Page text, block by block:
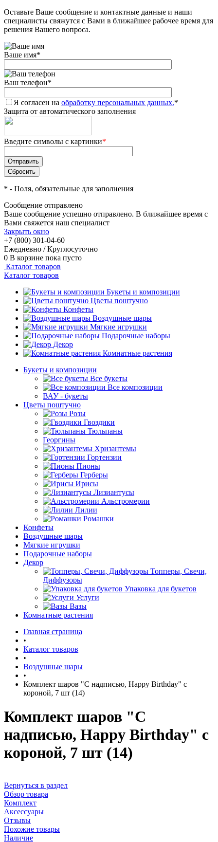
Оставьте Ваше сообщение и контактные данные и наши
специалисты свяжутся с Вами в ближайшее рабочее время для
решения Вашего вопроса.
Ваше имя*
Ваш телефон*
Я согласен на обработку персональных данных.*
Защита от автоматического заполнения
Введите символы с картинки*
* - Поля, обязательные для заполнения
Сообщение отправлено
Ваше сообщение успешно отправлено. В ближайшее время с
Вами свяжется наш специалист
Закрыть окно
+7 (800) 301-04-60
Ежедневно / Круглосуточно
0 В корзине пока пусто
Каталог товаров
Каталог товаров
Букеты и композиции
Цветы поштучно
Конфеты
Воздушные шары
Мягкие игрушки
Подарочные наборы
Декор
Комнатные растения
Букеты и композиции
Все букеты
Все композиции
ВАУ - букеты
Цветы поштучно
Розы
Гвоздики
Тюльпаны
Георгины
Хризантемы
Гортензии
Пионы
Герберы
Ирисы
Лизиантусы
Альстромерии
Лилии
Ромашки
Конфеты
Воздушные шары
Мягкие игрушки
Подарочные наборы
Декор
Топперы, Свечи,
Диффузоры
Упаковка для букетов
Услуги
Вазы
Комнатные растения
Главная страница
•
Каталог товаров
•
Воздушные шары
•
Комплект шаров "С надписью, Happy Birthday" c
короной, 7 шт (14)
Комплект шаров "С
надписью, Happy Birthday" c
короной, 7 шт (14)
Вернуться в раздел
Обзор товара
Комплект
Аксессуары
Отзывы
Похожие товары
Наличие